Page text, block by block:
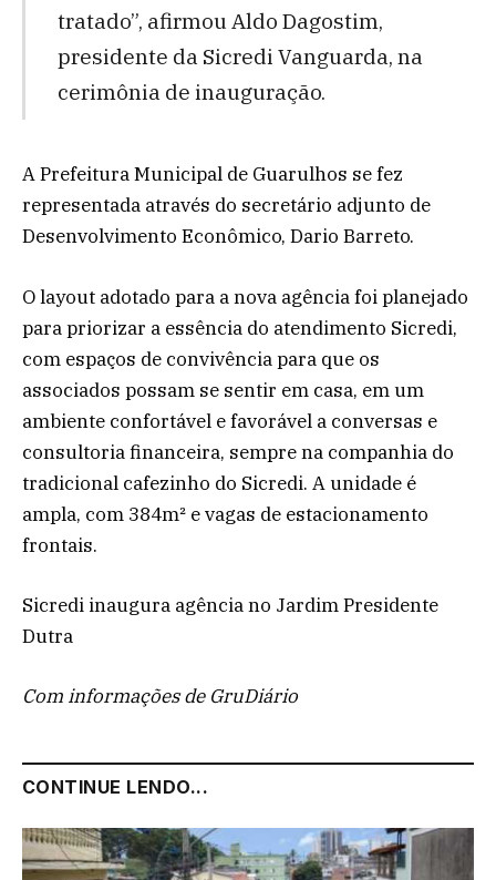
tratado”, afirmou Aldo Dagostim,
presidente da Sicredi Vanguarda, na
cerimônia de inauguração.
A Prefeitura Municipal de Guarulhos se fez
representada através do secretário adjunto de
Desenvolvimento Econômico, Dario Barreto.
O layout adotado para a nova agência foi planejado
para priorizar a essência do atendimento Sicredi,
com espaços de convivência para que os
associados possam se sentir em casa, em um
ambiente confortável e favorável a conversas e
consultoria financeira, sempre na companhia do
tradicional cafezinho do Sicredi. A unidade é
ampla, com 384m² e vagas de estacionamento
frontais.
Sicredi inaugura agência no Jardim Presidente
Dutra
Com informações de GruDiário
CONTINUE LENDO...